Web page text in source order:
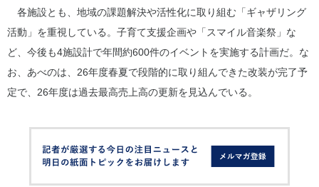
各施設とも、地域の課題解決や活性化に取り組む「ギャザリング
活動」を重視している。子育て支援企画や「スマイル音楽祭」な
ど、今後も4施設計で年間約600件のイベントを実施する計画だ。な
お、あべのは、26年度春夏で段階的に取り組んできた改装が完了予
定で、26年度は過去最高売上高の更新を見込んでいる。